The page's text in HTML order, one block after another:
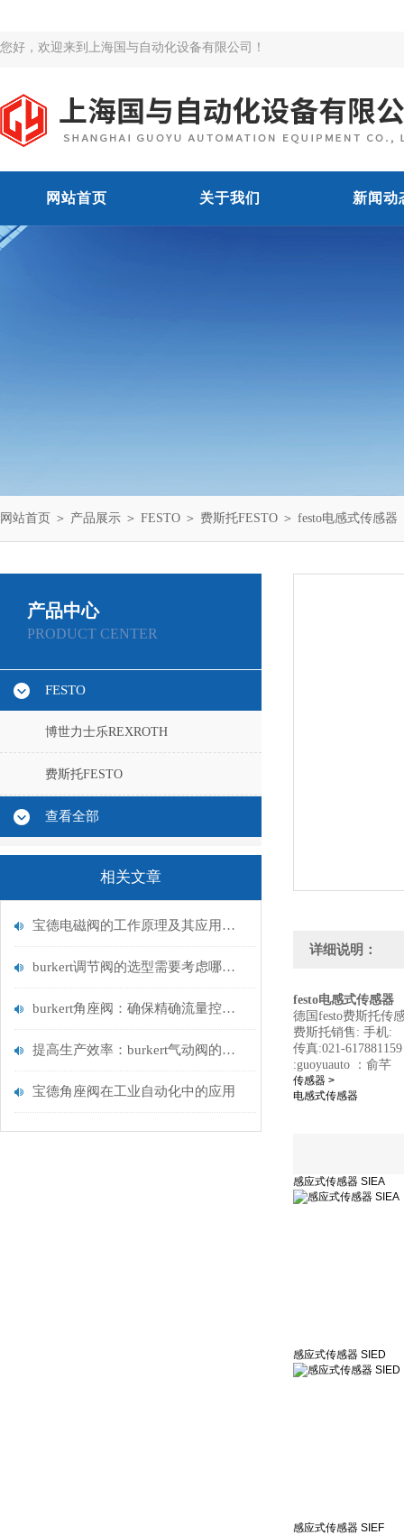
您好，欢迎来到上海国与自动化设备有限公司！
网站首页 关于我们 新闻动
网站首页 ＞ 产品展示 ＞ FESTO ＞ 费斯托FESTO ＞ festo电感式传感器
产品中心
PRODUCT CENTER
FESTO
博世力士乐REXROTH
费斯托FESTO
查看全部
相关文章
宝德电磁阀的工作原理及其应用领域
burkert调节阀的选型需要考虑哪些因素？
burkert角座阀：确保精确流量控制的关键
提高生产效率：burkert气动阀的优势解析
宝德角座阀在工业自动化中的应用
详细说明：
festo电感式传感器
德国festo费斯托传
费斯托销售:
传真:021-
:guoyuauto ：俞芊
传感器 >
电感式传感器
感应式传感器 SIEA
感应式传感器 SIED
感应式传感器 SIEF